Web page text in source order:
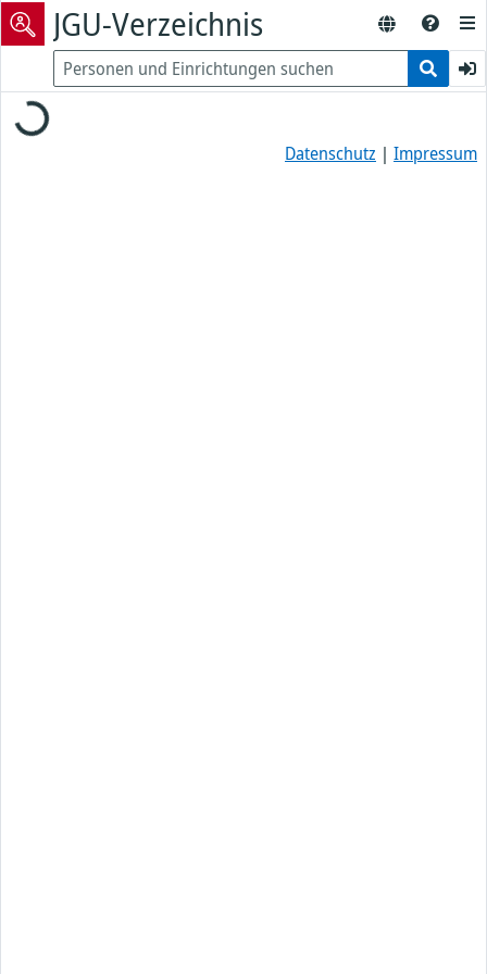
JGU-Verzeichnis
Datenschutz | Impressum